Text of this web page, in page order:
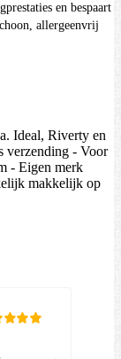
en bespaart
allergeenvrij
Ideal, Riverty en
verzending - Voor
- Eigen merk
makkelijk op